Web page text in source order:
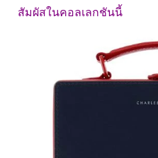
สัมผัสในคอลเลกชันนี้